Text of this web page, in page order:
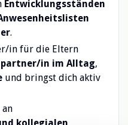
Entwicklungsständen
.
in für die Eltern
in im Alltag,
und bringst dich aktiv